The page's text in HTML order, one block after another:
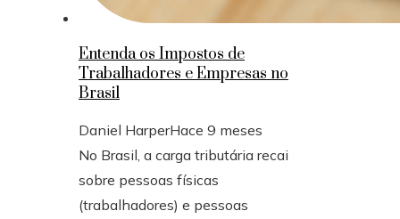
Entenda os Impostos de
Trabalhadores e Empresas no
Brasil
Daniel HarperHace 9 meses
No Brasil, a carga tributária recai
sobre pessoas físicas
(trabalhadores) e pessoas